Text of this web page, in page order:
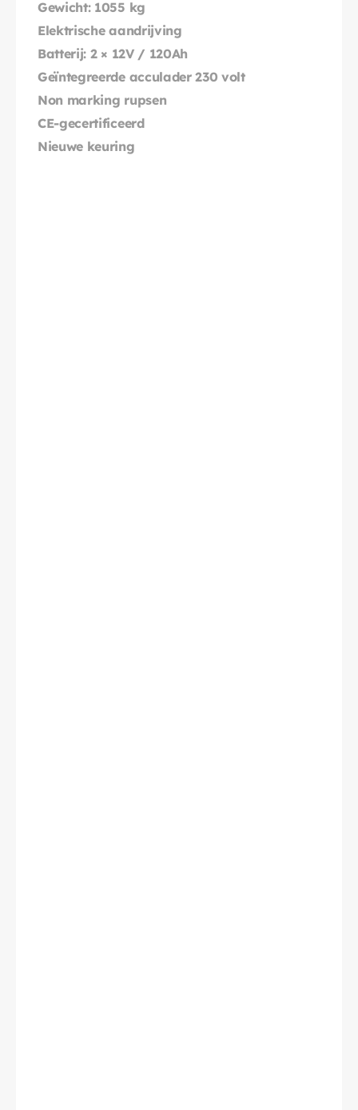
Gewicht: 1055 kg
Elektrische aandrijving
Batterij: 2 × 12V / 120Ah
Geïntegreerde acculader 230 volt
Non marking rupsen
CE-gecertificeerd
Nieuwe keuring